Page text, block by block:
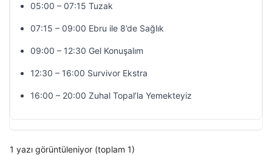
05:00 – 07:15 Tuzak
07:15 – 09:00 Ebru ile 8’de Sağlık
09:00 – 12:30 Gel Konuşalım
12:30 – 16:00 Survivor Ekstra
16:00 – 20:00 Zuhal Topal’la Yemekteyiz
1 yazı görüntüleniyor (toplam 1)